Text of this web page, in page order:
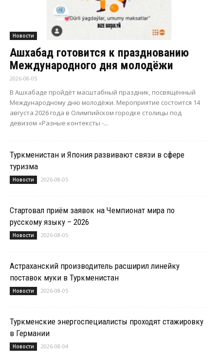
Новости
Ашхабад готовится к празднованию
Международного дня молодёжи
2026-08-05
В Ашхабаде пройдёт масштабный праздник, посвящённый
Международному дню молодёжи. Мероприятие состоится 14
августа 2026 года в Олимпийском городке столицы под
девизом «Разные контексты -...
Туркменистан и Япония развивают связи в сфере
туризма
Новости 2026-08-05
Стартовал приём заявок на Чемпионат мира по
русскому языку – 2026
Новости 2026-08-05
Астраханский производитель расширил линейку
поставок муки в Туркменистан
Новости 2026-08-05
Туркменские энергоспециалисты проходят стажировку
в Германии
Новости 2026-08-04